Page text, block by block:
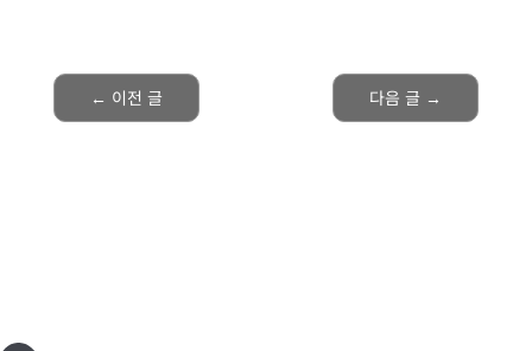
← 이전 글 다음 글 →